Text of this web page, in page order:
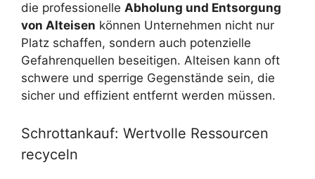
die professionelle Abholung und Entsorgung
von Alteisen können Unternehmen nicht nur
Platz schaffen, sondern auch potenzielle
Gefahrenquellen beseitigen. Alteisen kann oft
schwere und sperrige Gegenstände sein, die
sicher und effizient entfernt werden müssen.
Schrottankauf: Wertvolle Ressourcen
recyceln